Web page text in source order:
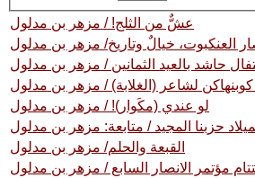
عشٌّ من الثلج! / مزهر بن مدلول
العنكبوت، خيالٌ وتاريخ/ مزهر بن مدلول
حاشد بالعيد الثمانين / مزهر بن مدلول
كوبنهاكن لشاعر (الغلابة) / مزهر بن مدلول
لو عندي (مكَوار)! / مزهر بن مدلول
حزبنا المجيد / متابعة: مزهر بن مدلول
القبعة والحلم/ مزهر بن مدلول
مؤتمر الانصار السابع / مزهر بن مدلول